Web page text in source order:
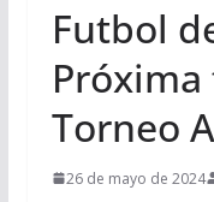
Futbol
Próxima
Torneo
26 de mayo de 2024